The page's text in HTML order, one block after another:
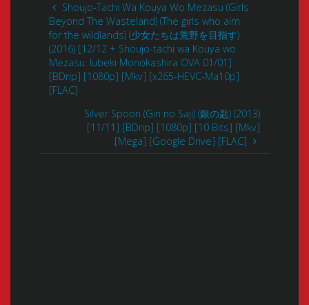
Shoujo-Tachi Wa Kouya Wo Mezasu (Girls
Beyond The Wasteland) (The girls who aim
for the wildlands) (少女たちは荒野を目指す)
(2016) [12/12 + Shoujo-tachi wa Kouya wo
Mezasu: Iubeki Monokashira OVA 01/01]
[BDrip] [1080p] [Mkv] [x265-HEVC-Ma10p]
[FLAC]
Silver Spoon (Gin no Saji) (銀の匙) (2013)
[11/11] [BDrip] [1080p] [10 Bits] [Mkv]
[Mega] [Google Drive] [FLAC]